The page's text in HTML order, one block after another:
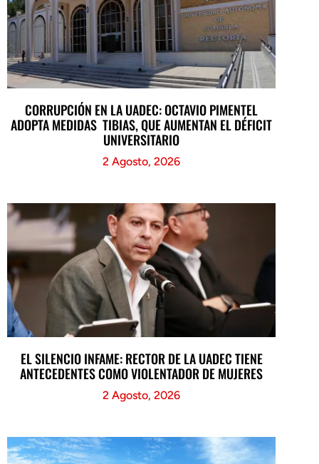
CORRUPCIÓN EN LA UADEC: OCTAVIO PIMENTEL
ADOPTA MEDIDAS TIBIAS, QUE AUMENTAN EL DÉFICIT
UNIVERSITARIO
2 Agosto, 2026
EL SILENCIO INFAME: RECTOR DE LA UADEC TIENE
ANTECEDENTES COMO VIOLENTADOR DE MUJERES
2 Agosto, 2026